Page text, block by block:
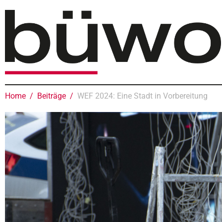
Home Beiträge WEF 2024: Eine Stadt in Vorbereitung